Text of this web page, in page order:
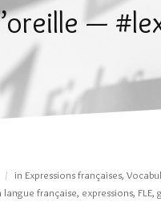
—
in Expressions françaises,
langue française, expressions, FLE,